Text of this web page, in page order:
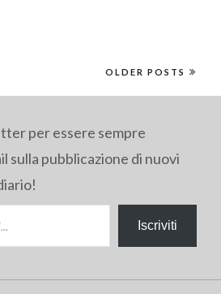
OLDER POSTS
per essere sempre
sulla pubblicazione di nuovi
Iscriviti